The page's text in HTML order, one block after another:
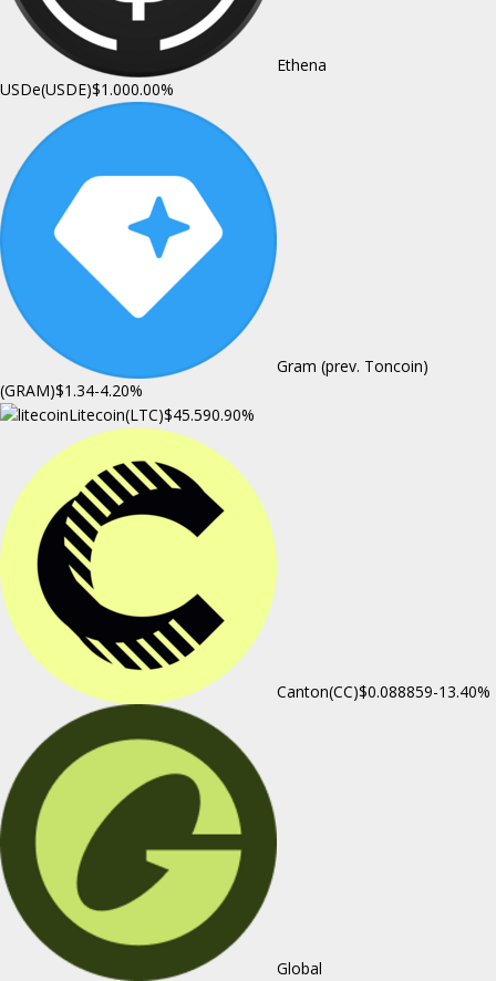
Ethena
USDe(USDE)$1.000.00%
Gram (prev. Toncoin)
(GRAM)$1.34-4.20%
Litecoin(LTC)$45.590.90%
Canton(CC)$0.088859-13.40%
Global